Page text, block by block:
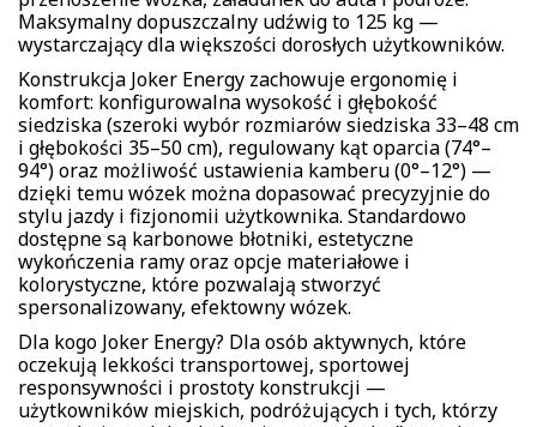
Maksymalny dopuszczalny udźwig to 125 kg —
wystarczający dla większości dorosłych użytkowników.
Konstrukcja Joker Energy zachowuje ergonomię i
komfort: konfigurowalna wysokość i głębokość
siedziska (szeroki wybór rozmiarów siedziska 33–48 cm
i głębokości 35–50 cm), regulowany kąt oparcia (74°–
94°) oraz możliwość ustawienia kamberu (0°–12°) —
dzięki temu wózek można dopasować precyzyjnie do
stylu jazdy i fizjonomii użytkownika. Standardowo
dostępne są karbonowe błotniki, estetyczne
wykończenia ramy oraz opcje materiałowe i
kolorystyczne, które pozwalają stworzyć
spersonalizowany, efektowny wózek.
Dla kogo Joker Energy? Dla osób aktywnych, które
oczekują lekkości transportowej, sportowej
responsywności i prostoty konstrukcji —
użytkowników miejskich, podróżujących i tych, którzy